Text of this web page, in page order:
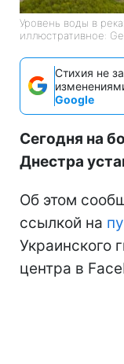
Уровень воды в
иллюстративное:
Стихия не
Google
Сегодня на
Днестра
Об этом
ссылкой на
Украинского
центра в